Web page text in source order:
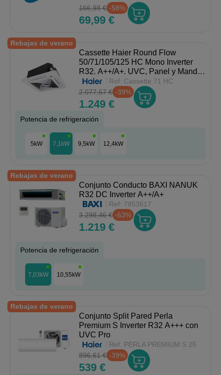
166,98 € -58%
69,99 €
Rebajas de verano
Cassette Haier Round Flow
50/71/105/125 HC Mono Inverter
R32. A++/A+. UVC, Panel y Mando
Incluidos.Ref: Cassette 71 HC
2.077,57 € -39%
1.249 €
Potencia de refrigeración
5kW 7,1kW 9,5kW 12,4kW
Rebajas de verano
Conjunto Conducto BAXI NANUK
R32 DC Inverter A++/A+
Ref: 7853617
3.298,46 € -63%
1.219 €
Potencia de refrigeración
7,03kW 10,55kW
Rebajas de verano
Conjunto Split Pared Perla
Premium S Inverter R32 A+++ con
UVC Pro
Ref: PERLA PREMIUM S 25
896,61 € -39%
539 €